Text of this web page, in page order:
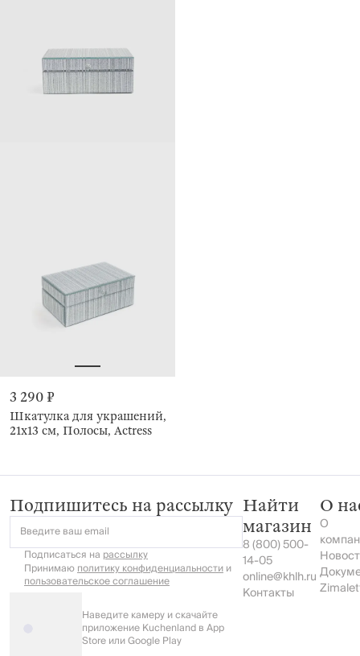
3 290 ₽
Шкатулка для украшений,
21х13 см, Полосы, Actress
Подпишитесь на рассылку
Введите ваш email
Подписаться на рассылку
Принимаюполитику конфиденциальностии
пользовательское соглашение
Наведите камеру и скачайте
приложение Kuchenland в App
Store или Google Play
Найти
магазин
8 (800) 500-
14-05
online@khlh.ru
Контакты
О
О